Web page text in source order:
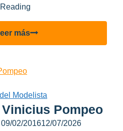
más1er
concurso
en
Argentina!
Modelista
Pompeo
09/02/201612/07/2026